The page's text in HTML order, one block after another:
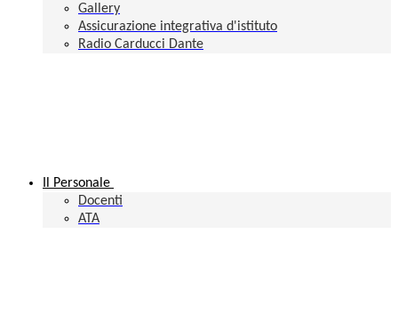
Gallery
Assicurazione integrativa d'istituto
Radio Carducci Dante
Il Personale
Docenti
ATA